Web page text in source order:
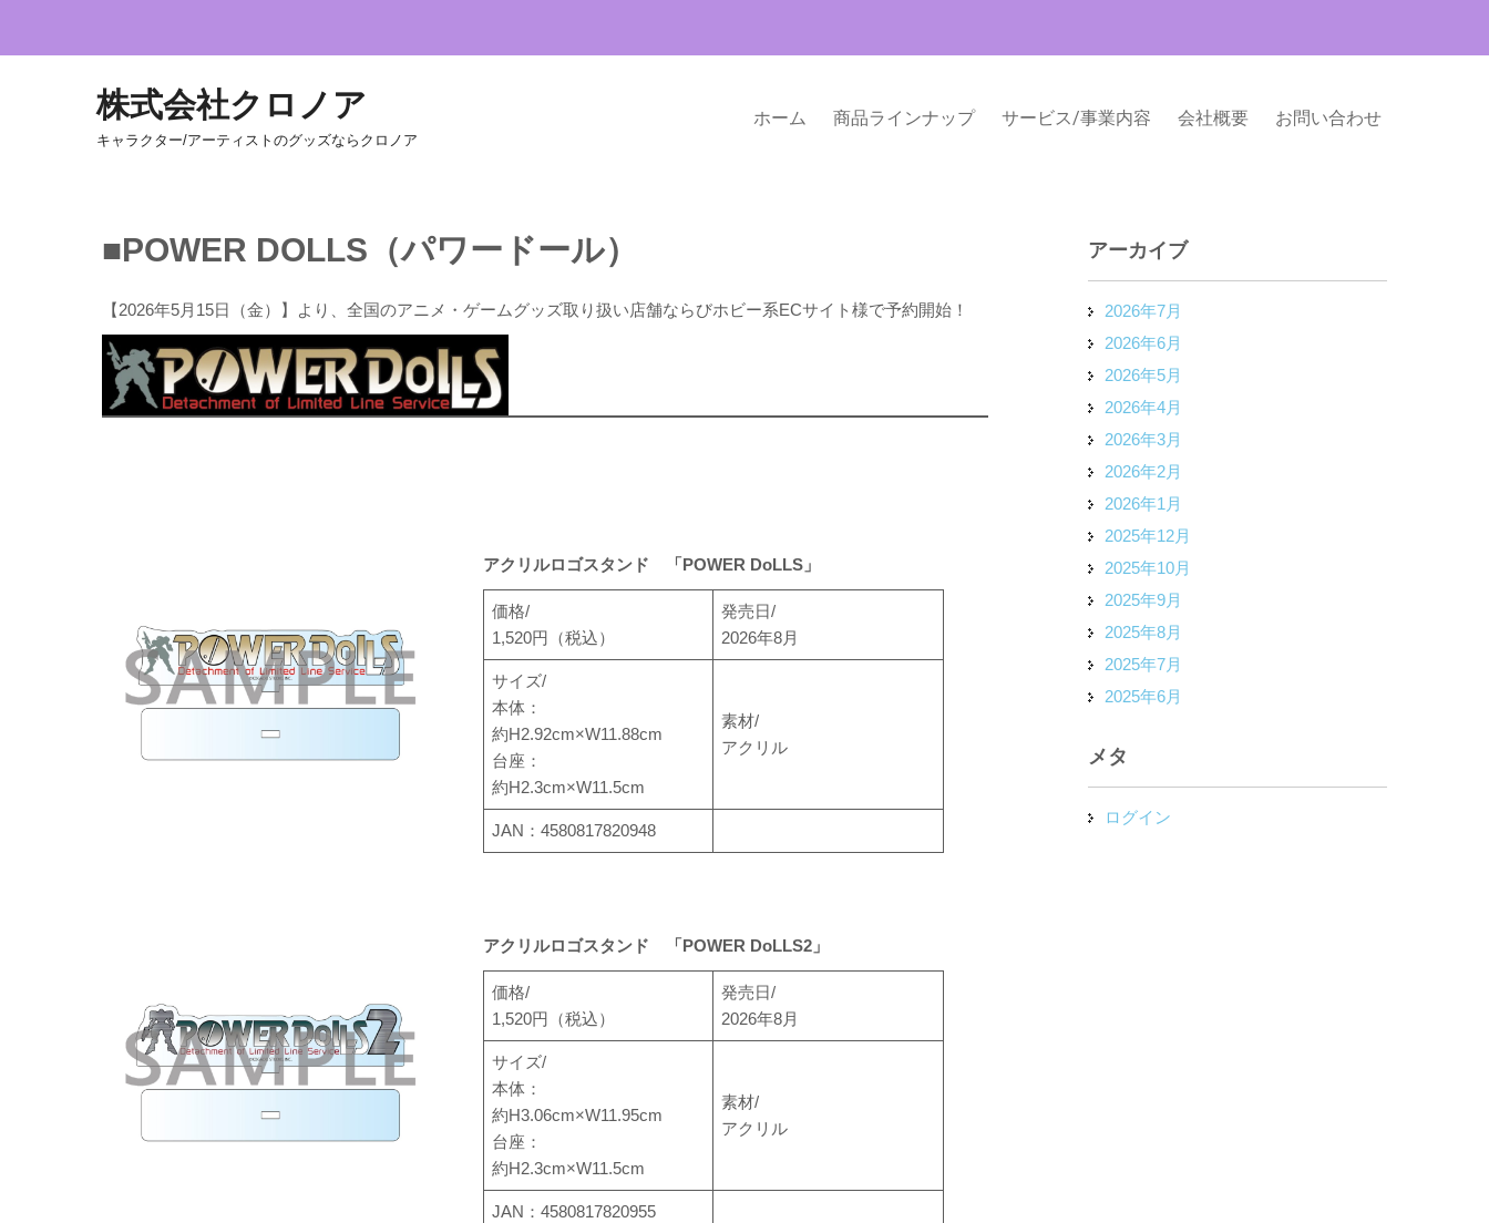
株式会社クロノア
キャラクター/アーティストのグッズならクロノア
ホーム 商品ラインナップ サービス/事業内容 会社概要 お問い合わせ
■POWER DOLLS（パワードール）
【2026年5月15日（金）】より、全国のアニメ・ゲームグッズ取り扱い店舗ならびホビー系ECサイト様で予約開始！
アクリルロゴスタンド 「POWER DoLLS」
価格/
1,520円（税込）
発売日/
2026年8月
サイズ/
本体：
約H2.92cm×W11.88cm
台座：
約H2.3cm×W11.5cm
素材/
アクリル
JAN：4580817820948
アクリルロゴスタンド 「POWER DoLLS2」
価格/
1,520円（税込）
発売日/
2026年8月
サイズ/
本体：
約H3.06cm×W11.95cm
台座：
約H2.3cm×W11.5cm
素材/
アクリル
JAN：4580817820955
アーカイブ
2026年7月
2026年6月
2026年5月
2026年4月
2026年3月
2026年2月
2026年1月
2025年12月
2025年10月
2025年9月
2025年8月
2025年7月
2025年6月
メタ
ログイン